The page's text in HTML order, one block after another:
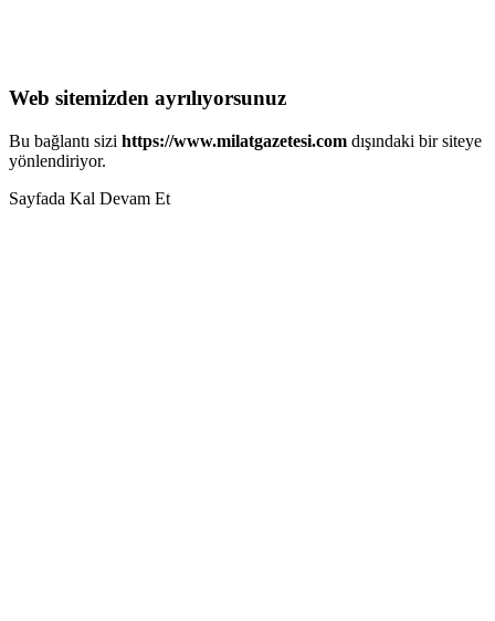
Web sitemizden ayrılıyorsunuz
Bu bağlantı sizi https://www.milatgazetesi.com dışındaki bir siteye
yönlendiriyor.
Sayfada Kal Devam Et